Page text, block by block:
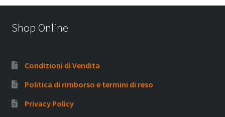
Shop Online
Condizioni di Vendita
Politica di rimborso e termini di reso
Privacy Policy